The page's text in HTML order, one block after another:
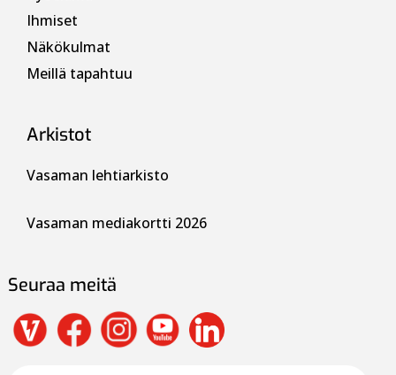
Ihmiset
Näkökulmat
Meillä tapahtuu
Arkistot
Vasaman lehtiarkisto
Vasaman mediakortti 2026
Seuraa meitä